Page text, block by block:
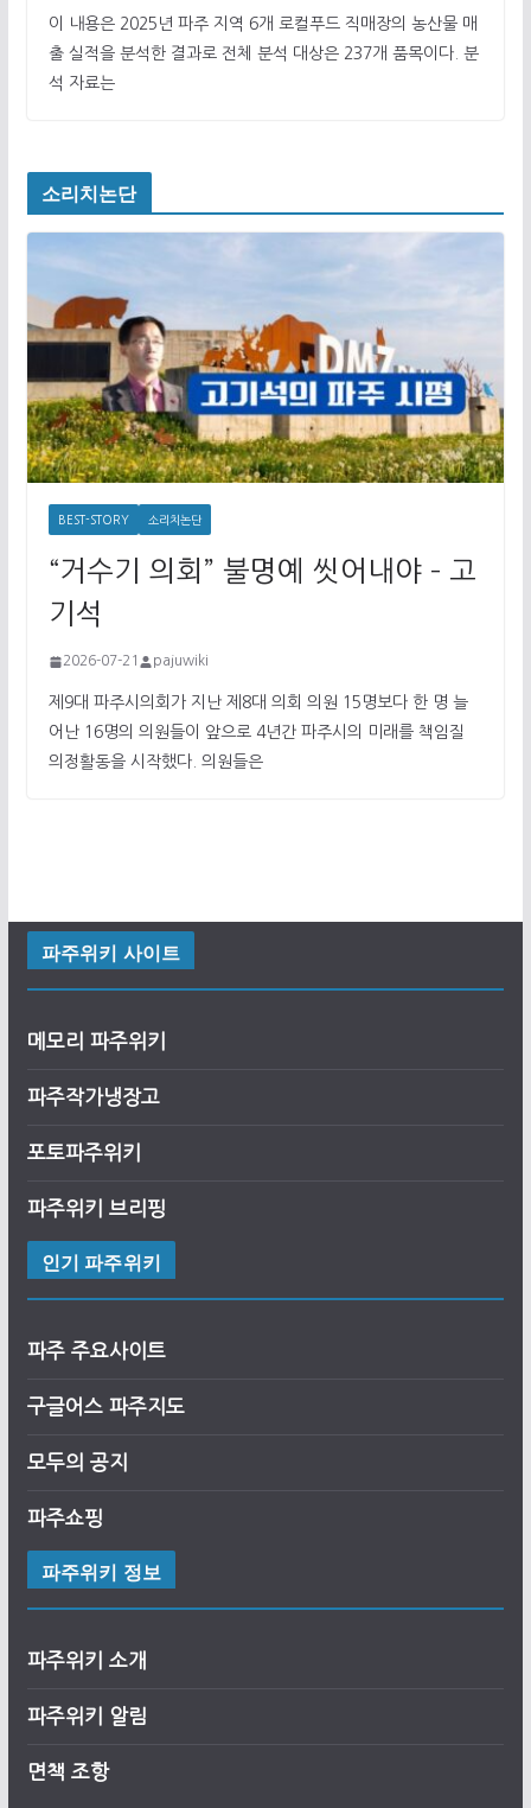
이 내용은 2025년 파주 지역 6개 로컬푸드 직매장의 농산물 매
출 실적을 분석한 결과로 전체 분석 대상은 237개 품목이다. 분
석 자료는
소리치논단
BEST-STORY 소리치논단
“거수기 의회” 불명예 씻어내야 – 고
기석
2026-07-21 pajuwiki
제9대 파주시의회가 지난 제8대 의회 의원 15명보다 한 명 늘
어난 16명의 의원들이 앞으로 4년간 파주시의 미래를 책임질
의정활동을 시작했다. 의원들은
파주위키 사이트
메모리 파주위키
파주작가냉장고
포토파주위키
파주위키 브리핑
인기 파주위키
파주 주요사이트
구글어스 파주지도
모두의 공지
파주쇼핑
파주위키 정보
파주위키 소개
파주위키 알림
면책 조항